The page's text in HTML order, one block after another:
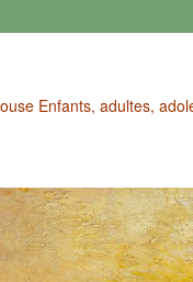
Enfants, adultes,